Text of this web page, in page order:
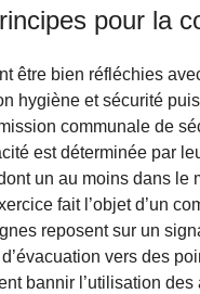
pour la
être bien réfléchies
hygiène et sécurité
communale de
est déterminée par
un au moins dans le
fait l’objet d’un
reposent sur un
vers des
bannir l’utilisation